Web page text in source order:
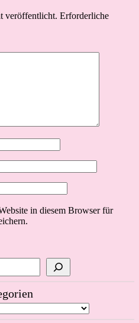
veröffentlicht. Erforderliche
in diesem Browser für